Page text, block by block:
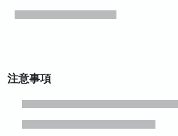
注意事項